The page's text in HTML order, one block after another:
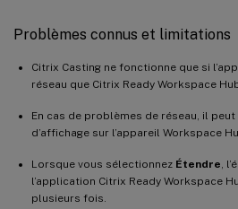
Problèmes connus et limitations
Citrix Casting ne fonctionne que si
réseau que Citrix Ready Workspace
En cas de problèmes de réseau, il
d’affichage sur l’appareil Workspace
Lorsque vous sélectionnez Étendre ,
l’application Citrix Ready Workspace
plusieurs fois.